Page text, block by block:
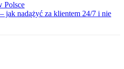
Polsce
jak nadążyć za klientem 24/7 i nie